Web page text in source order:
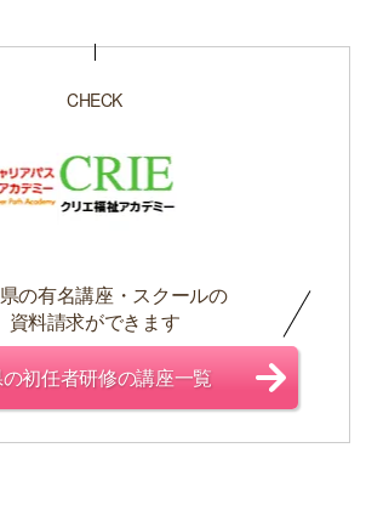
CHECK
の有名講座・スクールの
資料請求ができます
初任者研修の講座一覧